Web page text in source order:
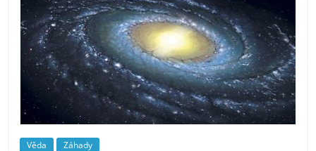
Věda Záhady